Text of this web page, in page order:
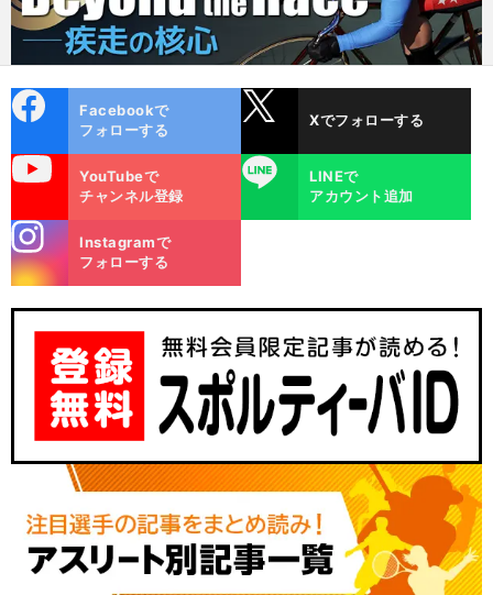
ok
Facebookで
フォローする
Xでフォローする
YouTubeで
チャンネル登録
LINE
LINEで
アカウント追加
m
Instagramで
フォローする